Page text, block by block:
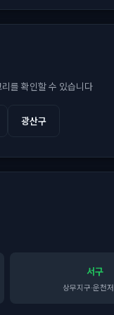
를 확인할 수 있습니다
광산구
서구
상무지구·운천